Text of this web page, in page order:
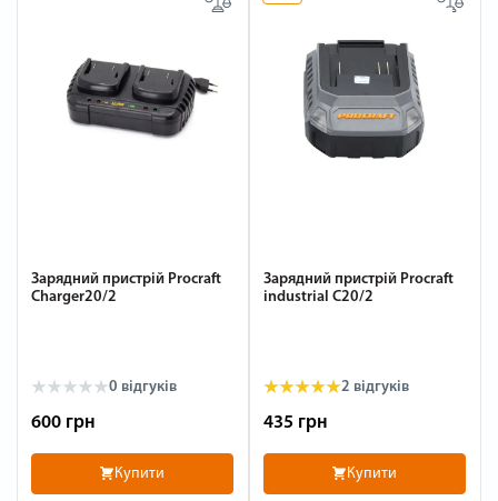
Зарядний пристрій Procraft
Charger20/2
0 відгуків
600 грн
Купити
Зарядний пристрій Procraft
industrial C20/2
2 відгуків
435 грн
Купити